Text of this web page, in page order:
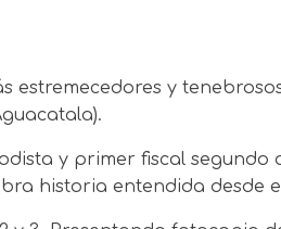
y
y primer fiscal segundo
historia entendida desde